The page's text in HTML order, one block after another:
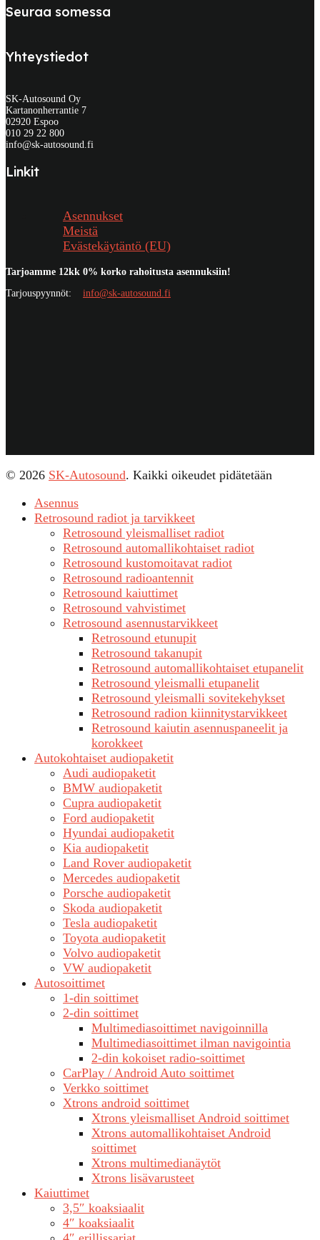
Seuraa somessa
Yhteystiedot
SK-Autosound Oy
Kartanonherrantie 7
02920 Espoo
010 29 22 800
info@sk-autosound.fi
Linkit
Asennukset
Meistä
Evästekäytäntö (EU)
Tarjoamme 12kk 0% korko rahoitusta asennuksiin!
Tarjouspyynnöt: info@sk-autosound.fi
© 2026 SK-Autosound. Kaikki oikeudet pidätetään
Asennus
Retrosound radiot ja tarvikkeet
Retrosound yleismalliset radiot
Retrosound automallikohtaiset radiot
Retrosound kustomoitavat radiot
Retrosound radioantennit
Retrosound kaiuttimet
Retrosound vahvistimet
Retrosound asennustarvikkeet
Retrosound etunupit
Retrosound takanupit
Retrosound automallikohtaiset etupanelit
Retrosound yleismalli etupanelit
Retrosound yleismalli sovitekehykset
Retrosound radion kiinnitystarvikkeet
Retrosound kaiutin asennuspaneelit ja
korokkeet
Autokohtaiset audiopaketit
Audi audiopaketit
BMW audiopaketit
Cupra audiopaketit
Ford audiopaketit
Hyundai audiopaketit
Kia audiopaketit
Land Rover audiopaketit
Mercedes audiopaketit
Porsche audiopaketit
Skoda audiopaketit
Tesla audiopaketit
Toyota audiopaketit
Volvo audiopaketit
VW audiopaketit
Autosoittimet
1-din soittimet
2-din soittimet
Multimediasoittimet navigoinnilla
Multimediasoittimet ilman navigointia
2-din kokoiset radio-soittimet
CarPlay / Android Auto soittimet
Verkko soittimet
Xtrons android soittimet
Xtrons yleismalliset Android soittimet
Xtrons automallikohtaiset Android
soittimet
Xtrons multimedianäytöt
Xtrons lisävarusteet
Kaiuttimet
3,5″ koaksiaalit
4″ koaksiaalit